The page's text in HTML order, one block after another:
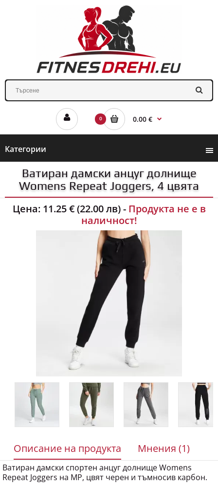
0 0.00 €
Категории
Ватиран дамски анцуг долнище
Womens Repeat Joggers, 4 цвята
Цена: 11.25 € (22.00 лв)- Продукта не е в
наличност!
Описание на продукта Мнения (1)
Ватиран дамски спортен анцуг долнище Womens
Repeat Joggers на MP, цвят черен и тъмносив карбон.